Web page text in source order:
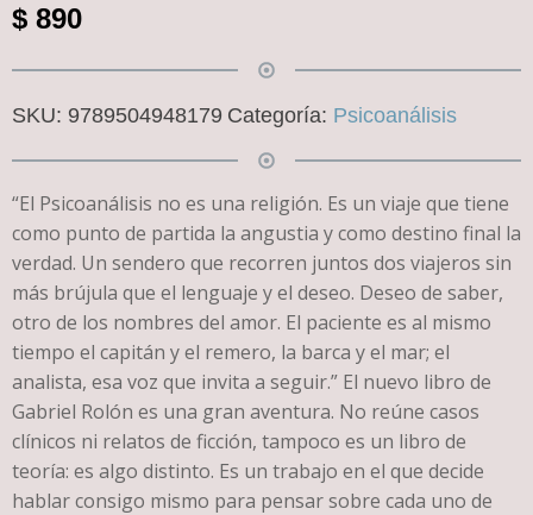
$ 890
SKU: 9789504948179 Categoría: Psicoanálisis
“El Psicoanálisis no es una religión. Es un viaje que tiene
como punto de partida la angustia y como destino final la
verdad. Un sendero que recorren juntos dos viajeros sin
más brújula que el lenguaje y el deseo. Deseo de saber,
otro de los nombres del amor. El paciente es al mismo
tiempo el capitán y el remero, la barca y el mar; el
analista, esa voz que invita a seguir.” El nuevo libro de
Gabriel Rolón es una gran aventura. No reúne casos
clínicos ni relatos de ficción, tampoco es un libro de
teoría: es algo distinto. Es un trabajo en el que decide
hablar consigo mismo para pensar sobre cada uno de